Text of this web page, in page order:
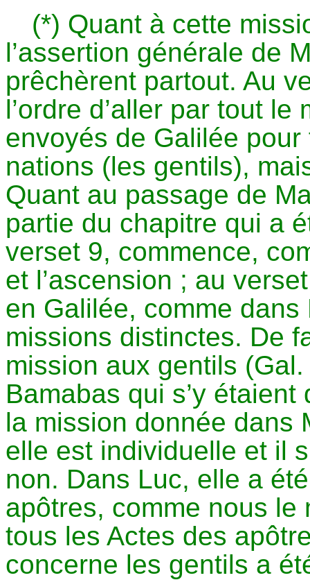
(*) Quant à cette
l’assertion générale de
prêchèrent partout. Au
l’ordre d’aller par tout
envoyés de Galilée
nations (les gentils),
Quant au passage de
partie du chapitre qui a
verset 9, commence,
et l’ascension ; au
en Galilée, comme
missions distinctes. De
mission aux gentils
Bamabas qui s’y
la mission donnée dans
elle est individuelle et il
non. Dans Luc, elle a
apôtres, comme nous
tous les Actes des
concerne les gentils a